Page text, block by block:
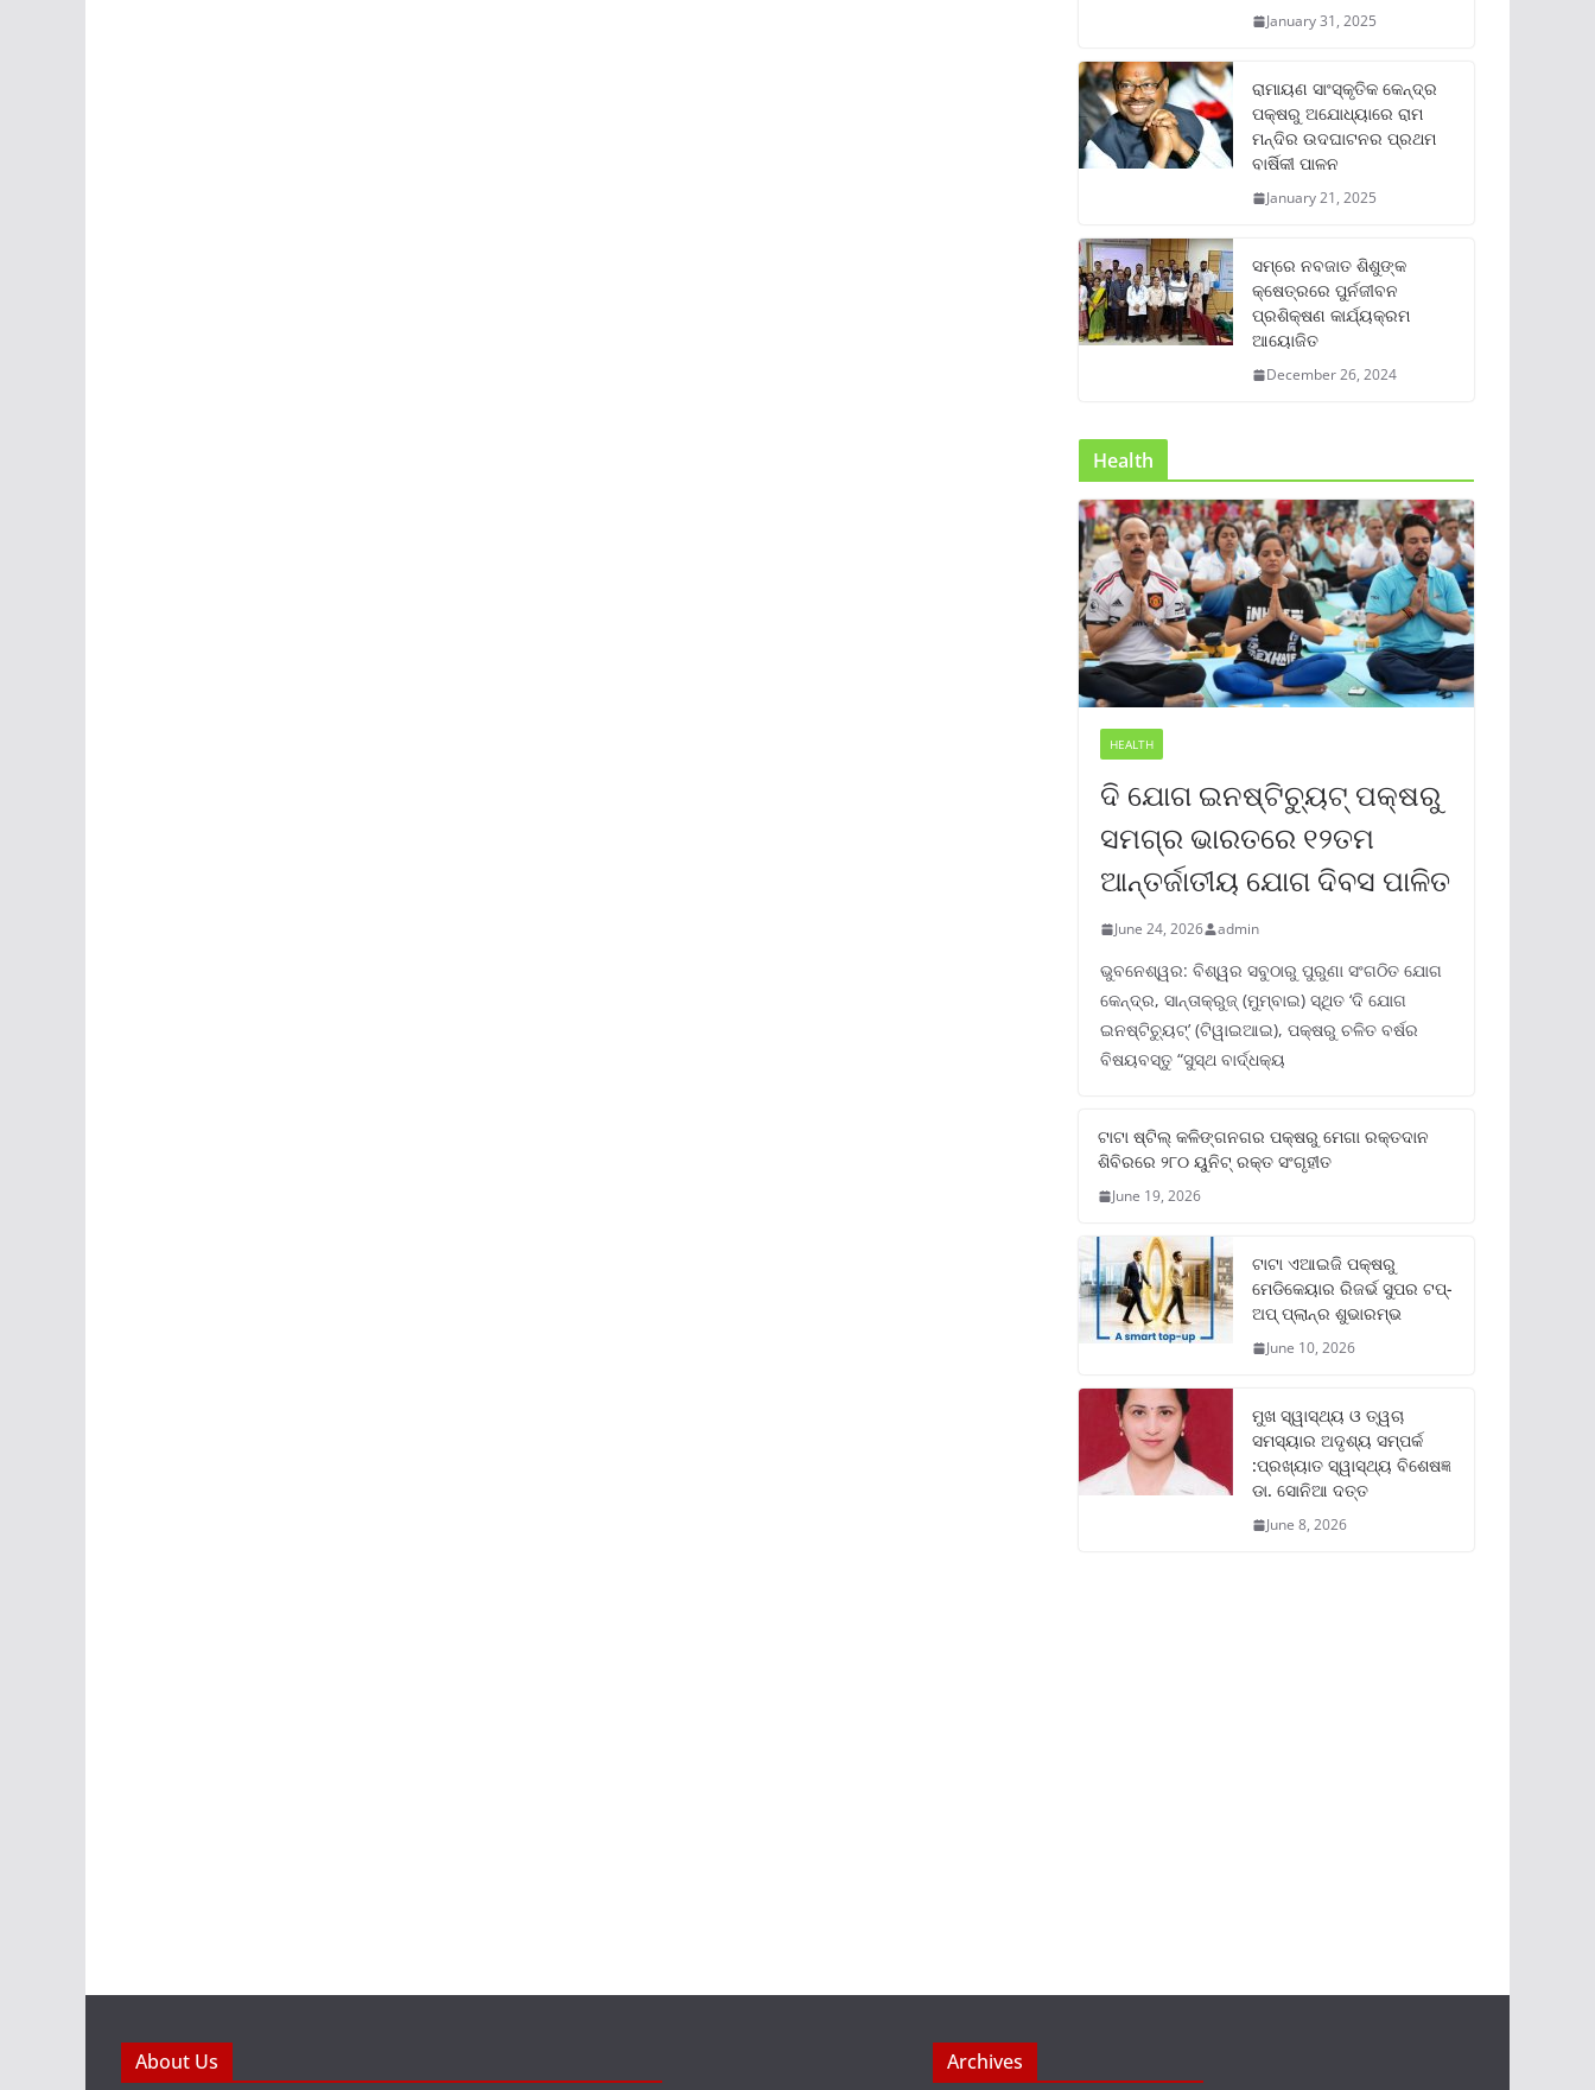
January 31, 2025
ରାମାୟଣ ସାଂସ୍କୃତିକ କେନ୍ଦ୍ର
ପକ୍ଷରୁ ଅଯୋଧ୍ୟାରେ ରାମ
ମନ୍ଦିର ଉଦଘାଟନର ପ୍ରଥମ
ବାର୍ଷିକୀ ପାଳନ
January 21, 2025
ସମ୍‌ରେ ନବଜାତ ଶିଶୁଙ୍କ
କ୍ଷେତ୍ରରେ ପୁର୍ନଜୀବନ
ପ୍ରଶିକ୍ଷଣ କାର୍ଯ୍ୟକ୍ରମ
ଆୟୋଜିତ
December 26, 2024
Health
HEALTH
ଦି ଯୋଗ ଇନଷ୍ଟିଚ୍ୟୁଟ୍ ପକ୍ଷରୁ
ସମଗ୍ର ଭାରତରେ ୧୨ତମ
ଆନ୍ତର୍ଜାତୀୟ ଯୋଗ ଦିବସ ପାଳିତ
June 24, 2026 admin
ଭୁବନେଶ୍ୱର: ବିଶ୍ୱର ସବୁଠାରୁ ପୁରୁଣା ସଂଗଠିତ ଯୋଗ
କେନ୍ଦ୍ର, ସାନ୍ତାକ୍ରୁଜ୍ (ମୁମ୍ବାଇ) ସ୍ଥିତ ‘ଦି ଯୋଗ
ଇନଷ୍ଟିଚ୍ୟୁଟ୍‌’ (ଟିୱାଇଆଇ), ପକ୍ଷରୁ ଚଳିତ ବର୍ଷର
ବିଷୟବସ୍ତୁ “ସୁସ୍ଥ ବାର୍ଦ୍ଧକ୍ୟ
ଟାଟା ଷ୍ଟିଲ୍‌ କଳିଙ୍ଗନଗର ପକ୍ଷରୁ ମେଗା ରକ୍ତଦାନ
ଶିବିରରେ ୨୮୦ ୟୁନିଟ୍‌ ରକ୍ତ ସଂଗୃହୀତ
June 19, 2026
ଟାଟା ଏଆଇଜି ପକ୍ଷରୁ
ମେଡିକେୟାର ରିଜର୍ଭ ସୁପର ଟପ୍‌-
ଅପ୍ ପ୍ଲାନ୍‌ର ଶୁଭାରମ୍ଭ
June 10, 2026
ମୁଖ ସ୍ୱାସ୍ଥ୍ୟ ଓ ତ୍ୱଚା
ସମସ୍ୟାର ଅଦୃଶ୍ୟ ସମ୍ପର୍କ
:ପ୍ରଖ୍ୟାତ ସ୍ୱାସ୍ଥ୍ୟ ବିଶେଷଜ୍ଞ
ଡା. ସୋନିଆ ଦତ୍ତ
June 8, 2026
About Us Archives